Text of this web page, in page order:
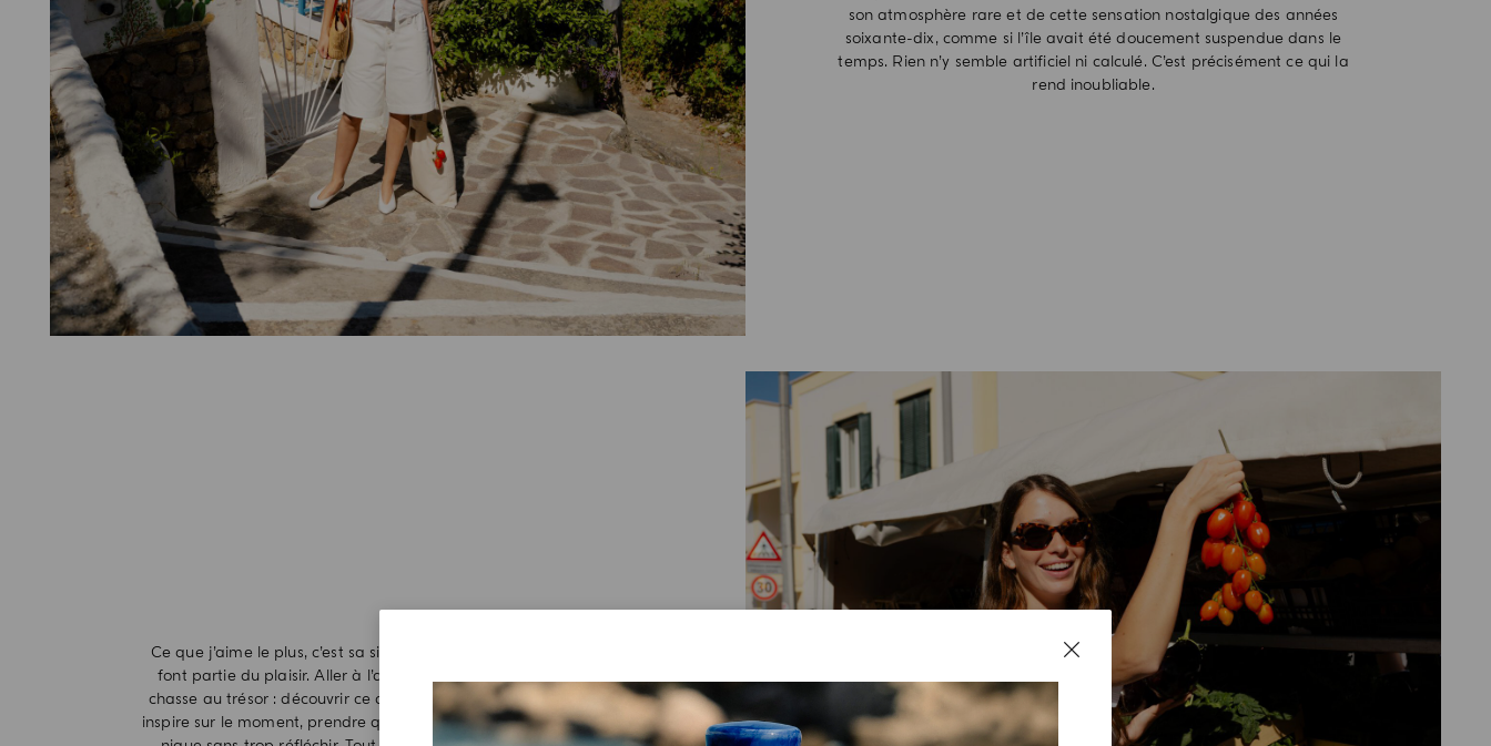
son atmosphère rare et de cette sensation nostalgique des années
soixante-dix, comme si l’île avait été doucement suspendue dans le
temps. Rien n’y semble artificiel ni calculé. C’est précisément ce qui la
rend inoubliable.
Ce que j’aime le plus, c’est sa simplicité. Même les plus petits rituels
font partie du plaisir. Aller à l’alimentari ressemble presque à une
chasse au trésor : découvrir ce qu’il y a ce jour-là, choisir ce qui nous
inspire sur le moment, prendre quelques produits frais pour un pique-